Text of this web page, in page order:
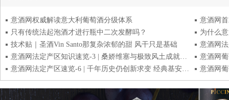
意酒网权威解读意大利葡萄酒分级体系
意酒网
只有传统法起泡酒才进行瓶中二次发酵吗？
为什么
技术贴｜圣酒Vin Santo那复杂浓郁的甜 风干只是基础
意酒网法定产区知识速览-3 | 桑娇维塞与极致风土成就的大酒产区 布鲁奈罗Brunello保证法定产区
意酒网法定产区速览-6 | 千年历史仍创新求变 经典基安蒂Chianti Classico DOCG保证法定产区